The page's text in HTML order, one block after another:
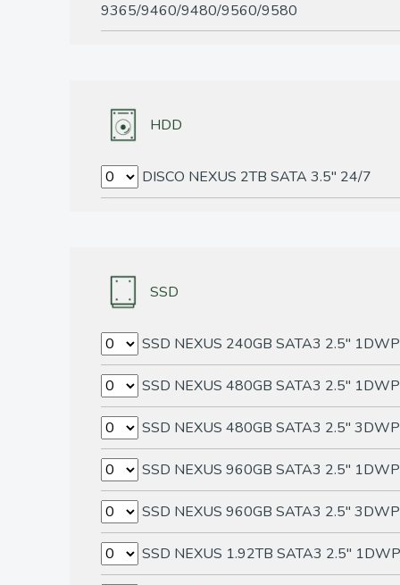
9365/9460/9480/9560/9580
HDD
DISCO NEXUS 2TB SATA 3.5" 24/7
SSD
SSD NEXUS 240GB SATA3 2.5"
SSD NEXUS 480GB SATA3 2.5"
SSD NEXUS 480GB SATA3 2.5"
SSD NEXUS 960GB SATA3 2.5"
SSD NEXUS 960GB SATA3 2.5"
SSD NEXUS 1.92TB SATA3 2.5"